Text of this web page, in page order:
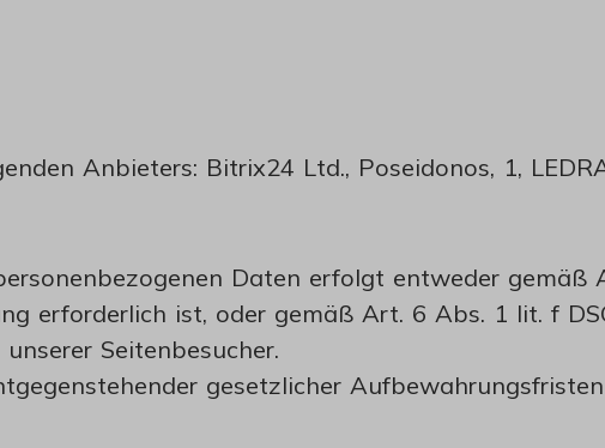
Anbieters: Bitrix24 Ltd., Poseidonos, 1, LEDRA
Daten erfolgt entweder gemäß
erforderlich ist, oder gemäß Art. 6 Abs. 1 lit. f
Seitenbesucher.
gesetzlicher